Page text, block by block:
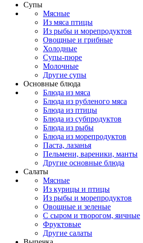
Супы
Мясные
Из мяса птицы
Из рыбы и морепродуктов
Овощные и грибные
Холодные
Супы-пюре
Молочные
Другие супы
Основные блюда
Блюда из мяса
Блюда из рубленого мяса
Блюда из птицы
Блюда из субпродуктов
Блюда из рыбы
Блюда из морепродуктов
Паста, лазанья
Пельмени, вареники, манты
Другие основные блюда
Салаты
Мясные
Из курицы и птицы
Из рыбы и морепродуктов
Овощные и зеленые
С сыром и творогом, яичные
Фруктовые
Другие салаты